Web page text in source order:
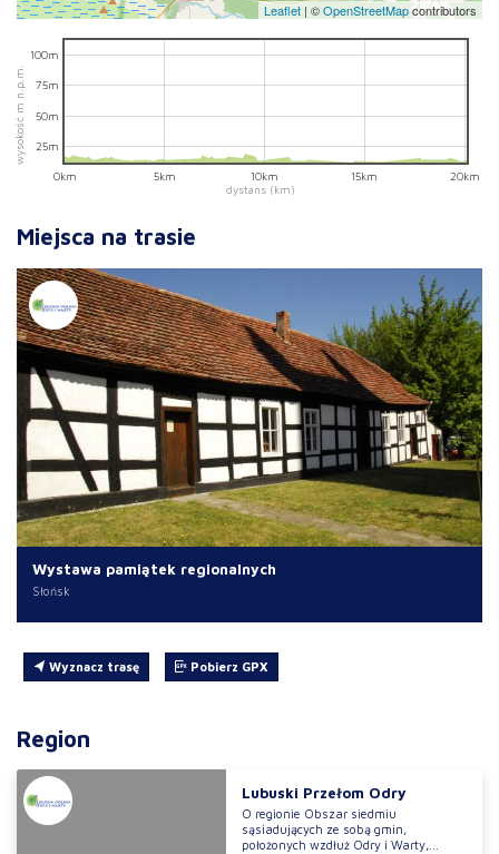
Leaflet | ©OpenStreetMapcontributors
dystans (km)
wysokość m n.p.m.
0km 5km 10km 15km 20km
25m
50m
75m
100m
Miejsca na trasie
Wystawa pamiątek regionalnych
Słońsk
Wyznacz trasę Pobierz GPX
Region
Lubuski Przełom Odry
O regionie Obszar siedmiu
sąsiadujących ze sobą gmin,
położonych wzdłuż Odry i Warty,...